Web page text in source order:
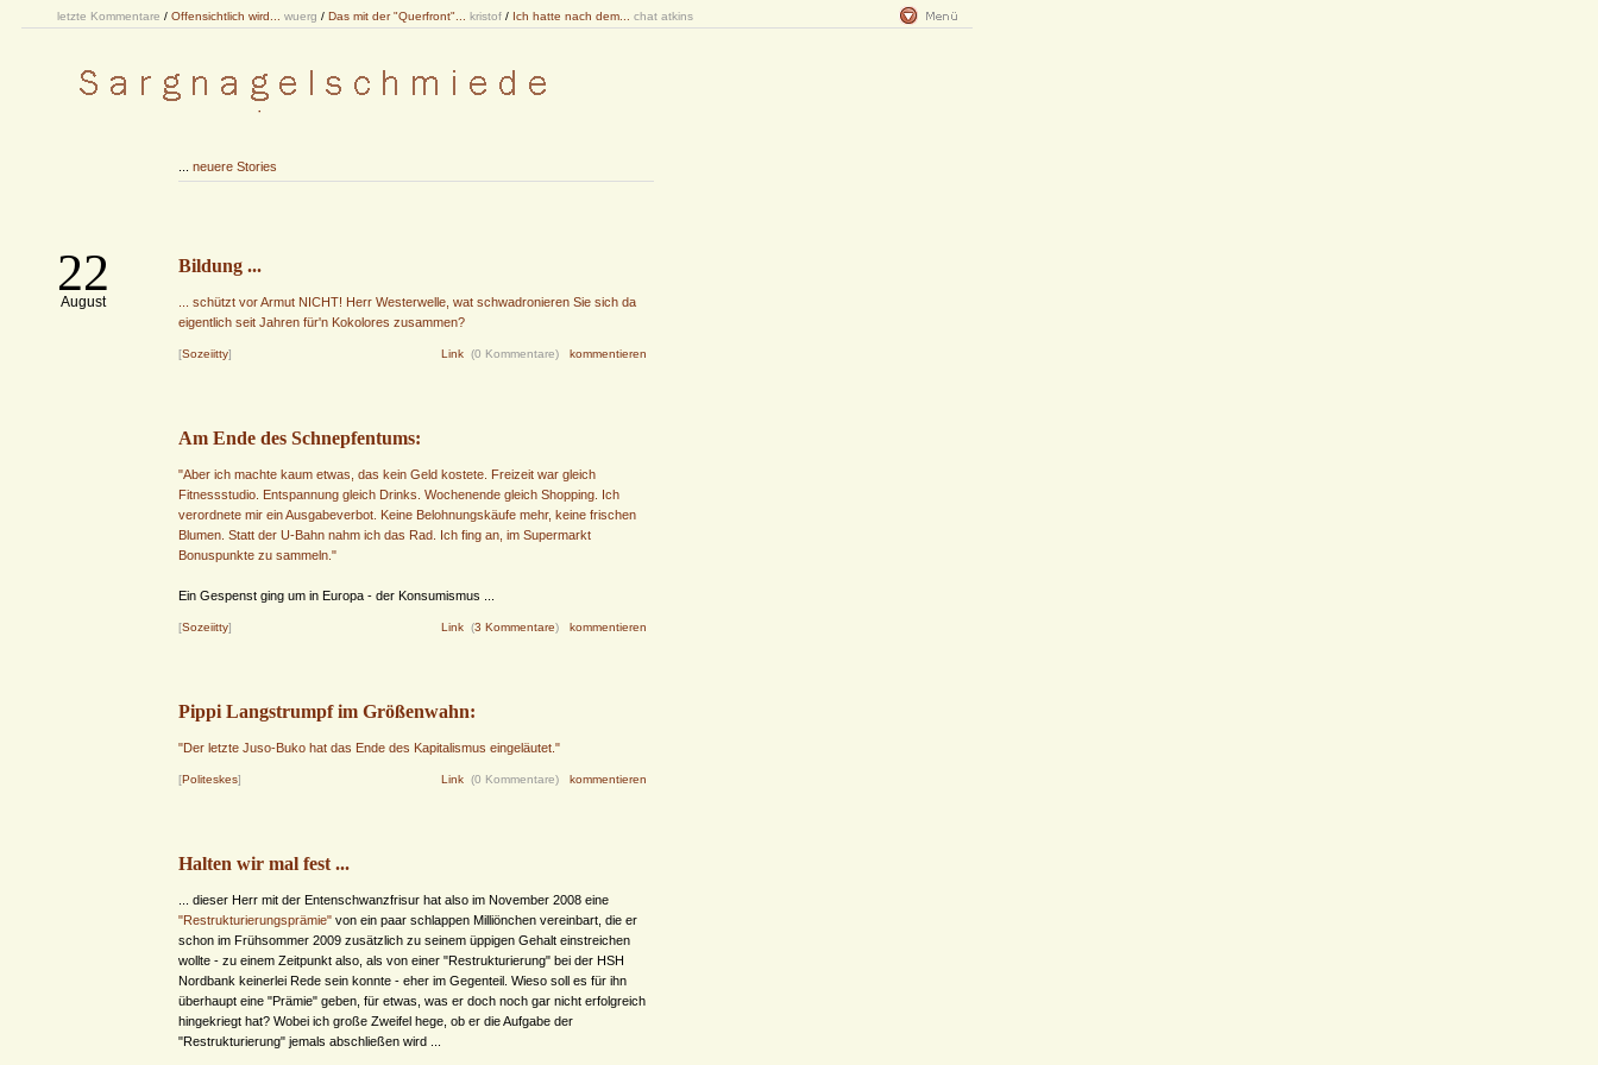
letzte Kommentare / Offensichtlich wird... wuerg / Das mit der "Querfront"... kristof / Ich hatte nach dem... chat atkins
neuere Stories
22
August
Bildung ...
... schützt vor Armut NICHT! Herr Westerwelle, wat schwadronieren Sie sich da
eigentlich seit Jahren für'n Kokolores zusammen?
[Sozeiitty] Link (0 Kommentare) kommentieren
Am Ende des Schnepfentums:
"Aber ich machte kaum etwas, das kein Geld kostete. Freizeit war gleich
Fitnessstudio. Entspannung gleich Drinks. Wochenende gleich Shopping. Ich
verordnete mir ein Ausgabeverbot. Keine Belohnungskäufe mehr, keine frischen
Blumen. Statt der U-Bahn nahm ich das Rad. Ich fing an, im Supermarkt
Bonuspunkte zu sammeln."
Ein Gespenst ging um in Europa - der Konsumismus ...
[Sozeiitty] Link (3 Kommentare) kommentieren
Pippi Langstrumpf im Größenwahn:
"Der letzte Juso-Buko hat das Ende des Kapitalismus eingeläutet."
[Politeskes] Link (0 Kommentare) kommentieren
Halten wir mal fest ...
... dieser Herr mit der Entenschwanzfrisur hat also im November 2008 eine
"Restrukturierungsprämie" von ein paar schlappen Milliönchen vereinbart, die er
schon im Frühsommer 2009 zusätzlich zu seinem üppigen Gehalt einstreichen
wollte - zu einem Zeitpunkt also, als von einer "Restrukturierung" bei der HSH
Nordbank keinerlei Rede sein konnte - eher im Gegenteil. Wieso soll es für ihn
überhaupt eine "Prämie" geben, für etwas, was er doch noch gar nicht erfolgreich
hingekriegt hat? Wobei ich große Zweifel hege, ob er die Aufgabe der
"Restrukturierung" jemals abschließen wird ...